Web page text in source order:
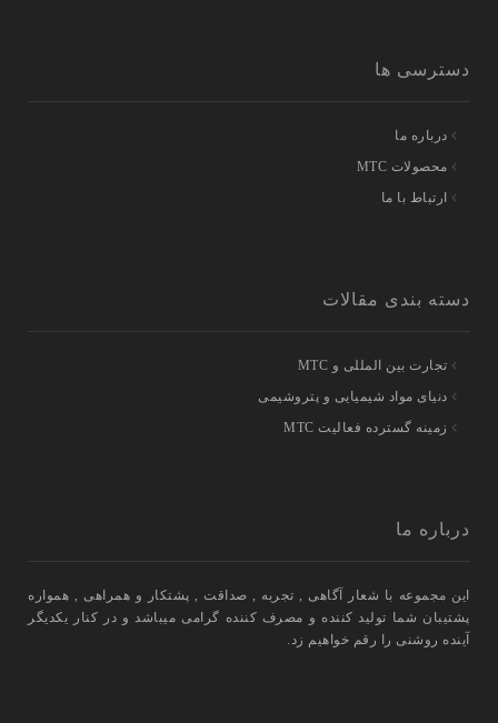
دسترسی ها
درباره ما
محصولات MTC
ارتباط با ما
دسته بندی مقالات
تجارت بین المللی و MTC
دنیای مواد شیمیایی و پتروشیمی
زمینه گسترده فعالیت MTC
درباره ما
این مجموعه با شعار آگاهی , تجربه , صداقت , پشتکار و همراهی , همواره
پشتیبان شما تولید کننده و مصرف کننده گرامی میباشد و در کنار یکدیگر
آینده روشنی را رقم خواهیم زد.